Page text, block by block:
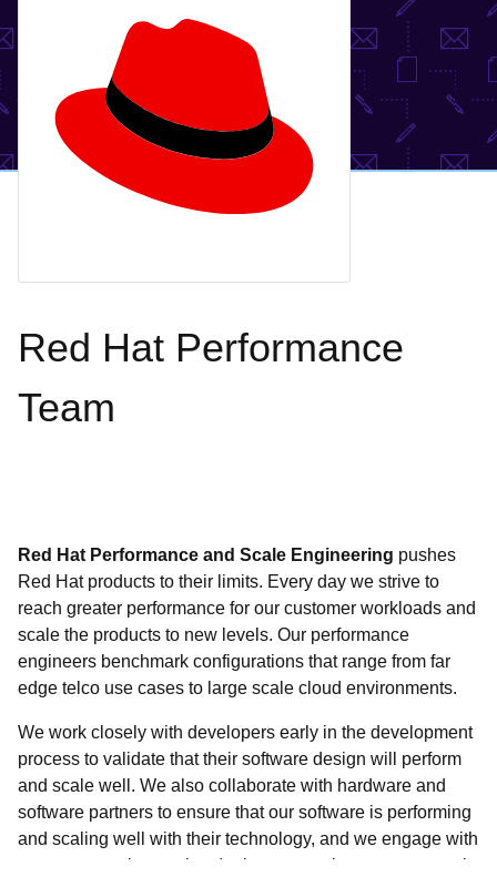
Red Hat Performance
Team
Red Hat Performance and Scale Engineering pushes
Red Hat products to their limits. Every day we strive to
reach greater performance for our customer workloads and
scale the products to new levels. Our performance
engineers benchmark configurations that range from far
edge telco use cases to large scale cloud environments.
We work closely with developers early in the development
process to validate that their software design will perform
and scale well. We also collaborate with hardware and
software partners to ensure that our software is performing
and scaling well with their technology, and we engage with
customers on innovative deployments where we can apply